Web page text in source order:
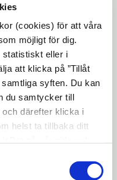
(cookies) för att våra
möjligt för dig.
statistiskt eller i
att klicka på ”Tillåt
syften. Du kan
du samtycker till
därefter klicka i
helst ta tillbaka ditt
kakorna används och
motivering:
unga tjejer
Stärkt
Juventas
en ungdomsjour
oavsett
av
att